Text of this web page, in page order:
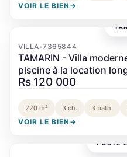
VOIR LE BIEN →
VILLA•7365844
TAMARIN - Villa
piscine à la location
Rs 120 000
220 m² 3 ch. 3 bath.
VOIR LE BIEN →
POSTE